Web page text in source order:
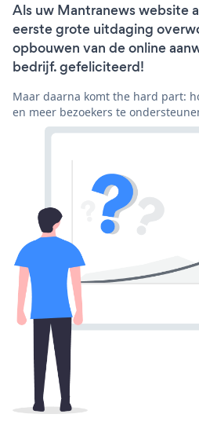
Als uw Mantranews website
eerste grote uitdaging
opbouwen van de online
bedrijf. gefeliciteerd!
Maar daarna komt the hard part:
en meer bezoekers te